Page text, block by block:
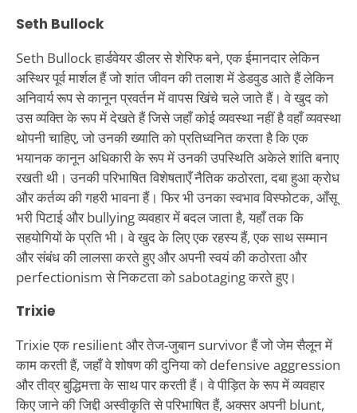
Seth Bullock
Seth Bullock हार्डवेयर डीलर से शेरिफ बने, एक ईमानदार लेकिन
अस्थिर पूर्व मार्शल हैं जो शांत जीवन की तलाश में डेडवुड आते हैं लेकिन
अनिवार्य रूप से कानून प्रवर्तन में वापस खिंचे चले जाते हैं। वे खुद को
उस व्यक्ति के रूप में देखते हैं जिसे जहाँ कोई व्यवस्था नहीं है वहाँ व्यवस्था
थोपनी चाहिए, जो उनकी ख्याति को प्रतिध्वनित करता है कि एक
भयानक कानून अधिकारी के रूप में उनकी उपस्थिति अकेले शांति बनाए
रखती थी। उनकी परिभाषित विशेषताएँ नैतिक कठोरता, दबा हुआ क्रोध
और कर्तव्य की गहरी भावना हैं। फिर भी उनका स्वभाव विस्फोटक, आँसू
भरी पिटाई और bullying व्यवहार में बदल जाता है, यहाँ तक कि
सहयोगियों के प्रति भी। वे खुद के लिए एक रहस्य हैं, एक साथ सम्मान
और संबंध की लालसा करते हुए और अपनी स्वयं की कठोरता और
perfectionism से निकटता को sabotaging करते हुए।
Trixie
Trixie एक resilient और तेज-जुबान survivor हैं जो जेम सैलून में
काम करती हैं, जहाँ वे शोषण की दुनिया को defensive aggression
और तीव्र बुद्धिमत्ता के साथ पार करती हैं। वे पीड़ित के रूप में व्यवहार
किए जाने की जिद्दी अस्वीकृति से परिभाषित हैं, अक्सर अपनी blunt,